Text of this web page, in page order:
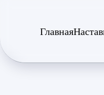
Главная